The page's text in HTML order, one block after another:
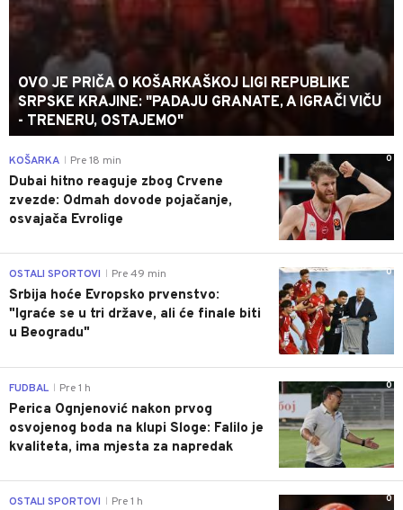
OVO JE PRIČA O KOŠARKAŠKOJ LIGI REPUBLIKE
SRPSKE KRAJINE: "PADAJU GRANATE, A IGRAČI VIČU
- TRENERU, OSTAJEMO"
0
KOŠARKA Pre 18 min
Dubai hitno reaguje zbog Crvene
zvezde: Odmah dovode pojačanje,
osvajača Evrolige
0
OSTALI SPORTOVI Pre 49 min
Srbija hoće Evropsko prvenstvo:
"Igraće se u tri države, ali će finale biti
u Beogradu"
0
FUDBAL Pre 1 h
Perica Ognjenović nakon prvog
osvojenog boda na klupi Sloge: Falilo je
kvaliteta, ima mjesta za napredak
0
OSTALI SPORTOVI Pre 1 h